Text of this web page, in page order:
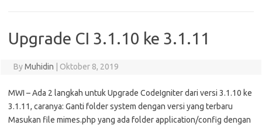
k
n
Upgrade CI 3.1.10 ke 3.1.11
ByMuhidin Oktober 8, 2019
MWI – Ada 2 langkah untuk Upgrade CodeIgniter dari versi 3.1.10 ke
3.1.11, caranya: Ganti folder system dengan versi yang terbaru
Masukan file mimes.php yang ada folder application/config dengan